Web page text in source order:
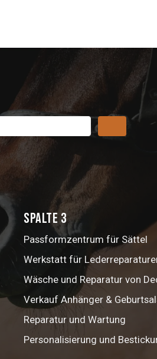
Spalte 3
Passformzentrum für Sättel
Werkstatt für
Wäsche und Reparatur von
Verkauf Anhänger &
Reparatur und Wartung
Personalisierung und